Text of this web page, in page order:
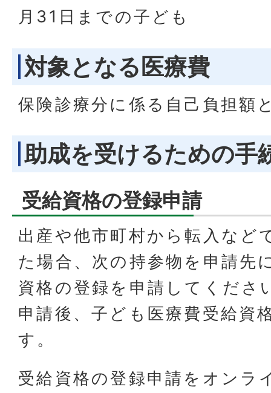
月31日までの子ども
対象となる医療費
保険診療分に係る自己負担額
助成を受けるための手
受給資格の登録申請
出産や他市町村から転入など
た場合、次の持参物を申請先
資格の登録を申請してくださ
申請後、子ども医療費受給資
す。
受給資格の登録申請をオンラ